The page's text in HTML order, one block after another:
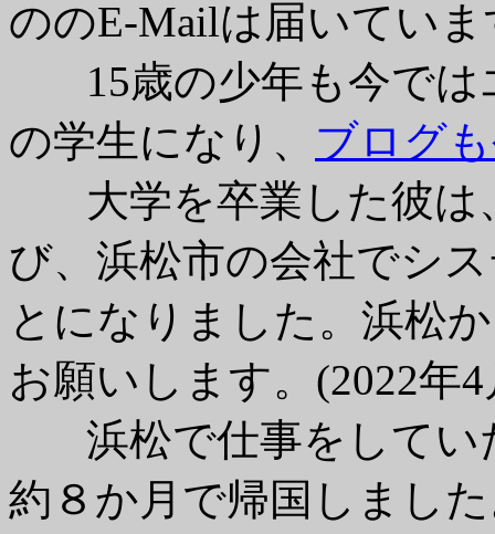
ののE-Mailは届いていま
15歳の少年も今では
の学生になり、 ブログ
大学を卒業した彼は
び、浜松市の会社でシ
とになりました。浜松
お願いします。(2022年
浜松で仕事をしてい
約８か月で帰国しまし